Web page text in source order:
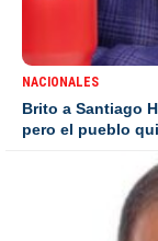
NACIONALES
Brito a Santiago
pero el pueblo